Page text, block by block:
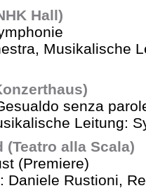
Hall)
Musikalische
senza
Leitung:
(Teatro alla Scala)
(Premiere)
Daniele Rustioni,